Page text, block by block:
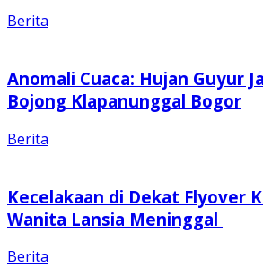
Berita
Anomali Cuaca: Hujan Guyur
Bojong Klapanunggal Bogor
Berita
Kecelakaan di Dekat Flyover
Wanita Lansia Meninggal
Berita